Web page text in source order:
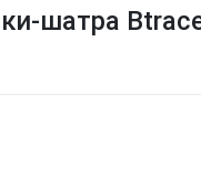
шатра